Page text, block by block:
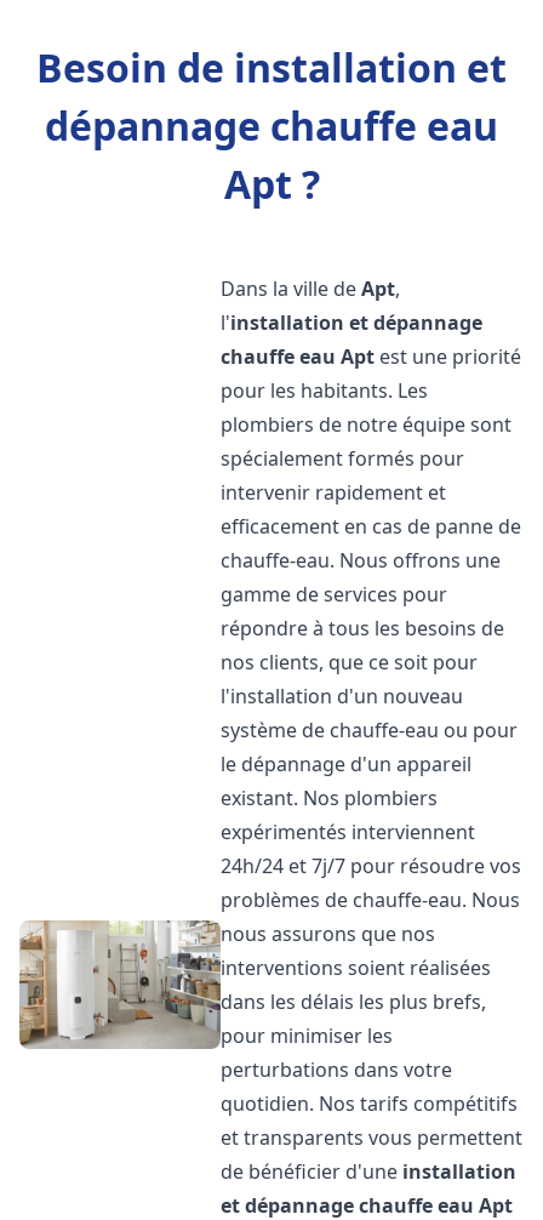
Besoin de installation et
dépannage chauffe eau
Apt ?
Dans la ville deApt,
l'installation et dépannage
chauffe eau Apt est une priorité
pour les habitants. Les
plombiers de notre équipe sont
spécialement formés pour
intervenir rapidement et
efficacement en cas de panne de
chauffe-eau. Nous offrons une
gamme de services pour
répondre à tous les besoins de
nos clients, que ce soit pour
l'installation d'un nouveau
système de chauffe-eau ou pour
le dépannage d'un appareil
existant. Nos plombiers
expérimentés interviennent
24h/24 et 7j/7 pour résoudre vos
problèmes de chauffe-eau. Nous
nous assurons que nos
interventions soient réalisées
dans les délais les plus brefs,
pour minimiser les
perturbations dans votre
quotidien. Nos tarifs compétitifs
et transparents vous permettent
de bénéficier d'une installation
et dépannage chauffe eau Apt